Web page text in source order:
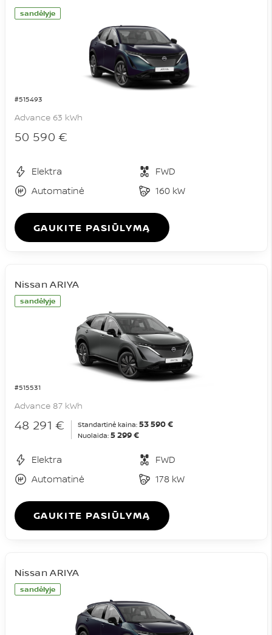
sandėlyje
#515493
Advance 63 kWh
50 590 €
Elektra
FWD
Automatinė
160 kW
GAUKITE PASIŪLYMĄ
sandėlyje
#515531
Nissan ARIYA
Advance 87 kWh
48 291 € Standartinė kaina: 53 590 €
Nuolaida: 5 299 €
Elektra
FWD
Automatinė
178 kW
GAUKITE PASIŪLYMĄ
sandėlyje
Nissan ARIYA